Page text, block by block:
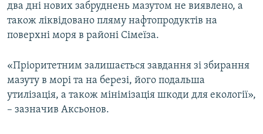
два дні нових забруднень мазутом не виявлено, а
також ліквідовано пляму нафтопродуктів на
поверхні моря в районі Сімеїза.
«Пріоритетним залишається завдання зі збирання
мазуту в морі та на березі, його подальша
утилізація, а також мінімізація шкоди для екології»,
– зазначив Аксьонов.